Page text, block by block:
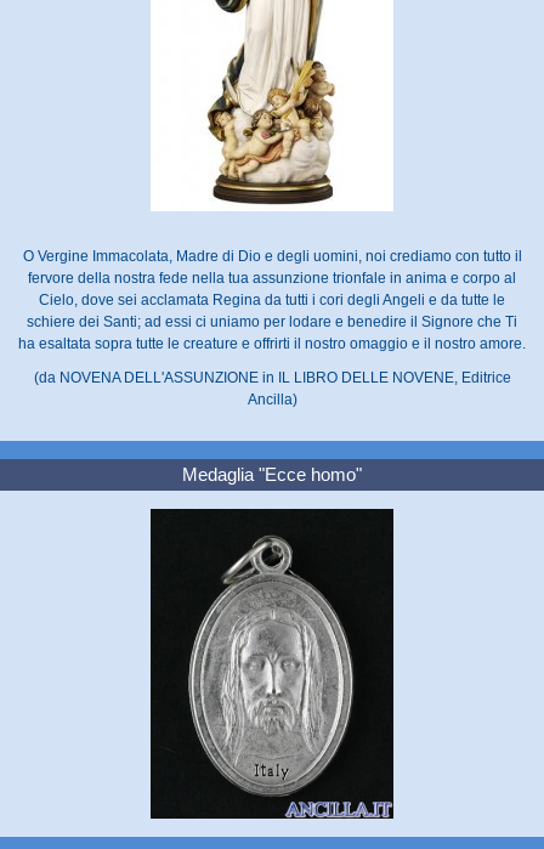
O Vergine Immacolata, Madre di Dio e degli uomini, noi crediamo con tutto il
fervore della nostra fede nella tua assunzione trionfale in anima e corpo al
Cielo, dove sei acclamata Regina da tutti i cori degli Angeli e da tutte le
schiere dei Santi; ad essi ci uniamo per lodare e benedire il Signore che Ti
ha esaltata sopra tutte le creature e offrirti il nostro omaggio e il nostro amore.
(da NOVENA DELL'ASSUNZIONE in IL LIBRO DELLE NOVENE, Editrice
Ancilla)
Medaglia "Ecce homo"